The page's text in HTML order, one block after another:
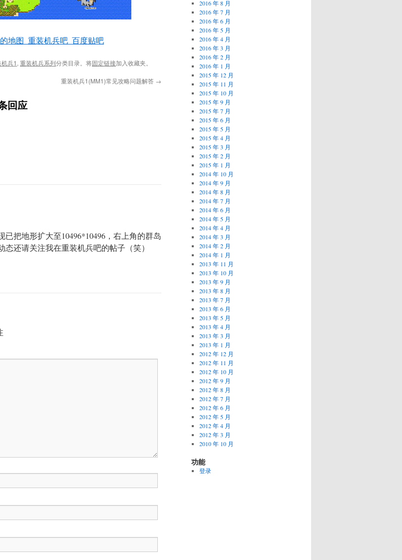
地图_重装机兵吧_百度贴吧
兵1 , 重装机兵系列分类目录。将固定链接加入收藏夹。
重装机兵1(MM1)常见攻略问题解答 →
回应
把地形扩大至10496*10496，右上角的群岛
还请关注我在重装机兵吧的帖子（笑）
2016 年 8 月
2016 年 7 月
2016 年 6 月
2016 年 5 月
2016 年 4 月
2016 年 3 月
2016 年 2 月
2016 年 1 月
2015 年 12 月
2015 年 11 月
2015 年 10 月
2015 年 9 月
2015 年 7 月
2015 年 6 月
2015 年 5 月
2015 年 4 月
2015 年 3 月
2015 年 2 月
2015 年 1 月
2014 年 10 月
2014 年 9 月
2014 年 8 月
2014 年 7 月
2014 年 6 月
2014 年 5 月
2014 年 4 月
2014 年 3 月
2014 年 2 月
2014 年 1 月
2013 年 11 月
2013 年 10 月
2013 年 9 月
2013 年 8 月
2013 年 7 月
2013 年 6 月
2013 年 5 月
2013 年 4 月
2013 年 3 月
2013 年 1 月
2012 年 12 月
2012 年 11 月
2012 年 10 月
2012 年 9 月
2012 年 8 月
2012 年 7 月
2012 年 6 月
2012 年 5 月
2012 年 4 月
2012 年 3 月
2010 年 10 月
功能
登录